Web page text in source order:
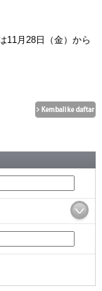
11月28日（金）から